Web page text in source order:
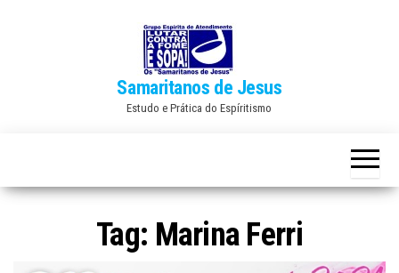
Samaritanos de Jesus
Estudo e Prática do Espíritismo
Tag: Marina Ferri